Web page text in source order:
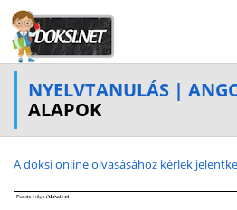
NYELVTANULÁS |
ALAPOK
A doksi online olvasásához kérlek